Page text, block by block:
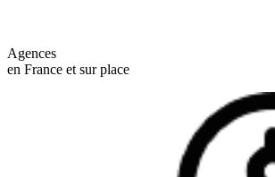
Agences
en France et sur place